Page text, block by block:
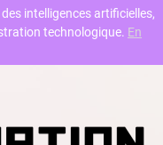
intelligences artificielles,
technologique. En